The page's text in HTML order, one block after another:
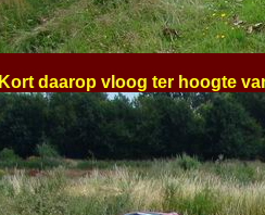
Kort daarop vloog ter hoogte